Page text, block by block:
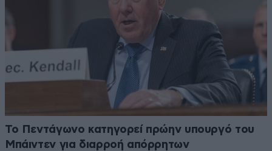
Το Πεντάγωνο κατηγορεί πρώην υπουργό του
Μπάιντεν για διαρροή απόρρητων